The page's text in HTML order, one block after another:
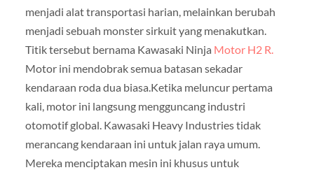
menjadi alat transportasi harian, melainkan berubah
menjadi sebuah monster sirkuit yang menakutkan.
Titik tersebut bernama Kawasaki Ninja Motor H2 R.
Motor ini mendobrak semua batasan sekadar
kendaraan roda dua biasa.Ketika meluncur pertama
kali, motor ini langsung mengguncang industri
otomotif global. Kawasaki Heavy Industries tidak
merancang kendaraan ini untuk jalan raya umum.
Mereka menciptakan mesin ini khusus untuk